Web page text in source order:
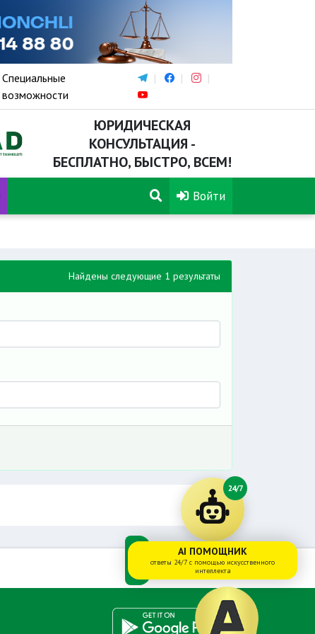
Специальные
возможности
ЮРИДИЧЕСКАЯ
КОНСУЛЬТАЦИЯ -
БЕСПЛАТНО, БЫСТРО, ВСЕМ!
Войти
Найдены следующие 1 результаты
24/7
AI ПОМОЩНИК
ответы 24/7 с помощью искусственного
интеллекта